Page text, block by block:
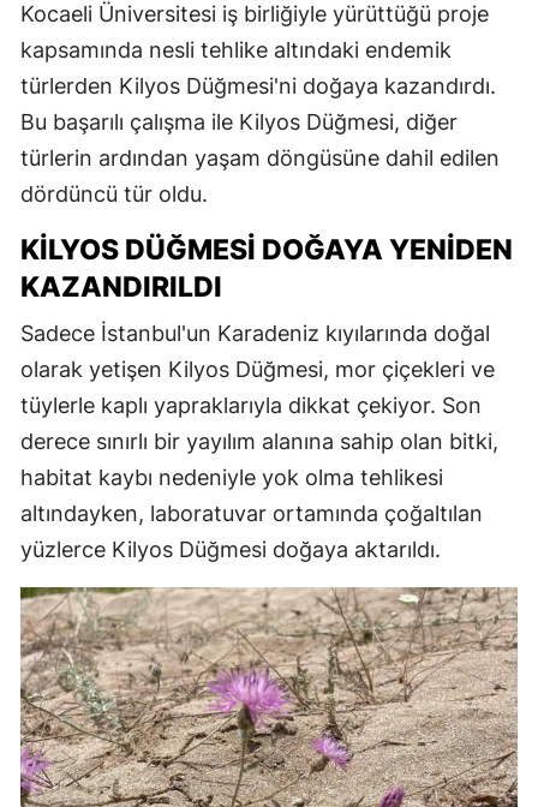
Kocaeli Üniversitesi iş birliğiyle yürüttüğü proje
kapsamında nesli tehlike altındaki endemik
türlerden Kilyos Düğmesi'ni doğaya kazandırdı.
Bu başarılı çalışma ile Kilyos Düğmesi, diğer
türlerin ardından yaşam döngüsüne dahil edilen
dördüncü tür oldu.
KILYOS DÜĞMESI DOĞAYA YENIDEN
KAZANDIRILDI
Sadece İstanbul'un Karadeniz kıyılarında doğal
olarak yetişen Kilyos Düğmesi, mor çiçekleri ve
tüylerle kaplı yapraklarıyla dikkat çekiyor. Son
derece sınırlı bir yayılım alanına sahip olan bitki,
habitat kaybı nedeniyle yok olma tehlikesi
altındayken, laboratuvar ortamında çoğaltılan
yüzlerce Kilyos Düğmesi doğaya aktarıldı.